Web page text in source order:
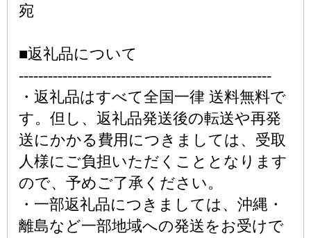
宛
■返礼品について
----------------------------------------------------
・返礼品はすべて全国一律 送料無料で
す。但し、返礼品発送後の転送や再発
送にかかる費用につきましては、受取
人様にご負担いただくこととなります
ので、予めご了承ください。
・一部返礼品につきましては、沖縄・
離島など一部地域への発送をお受けで